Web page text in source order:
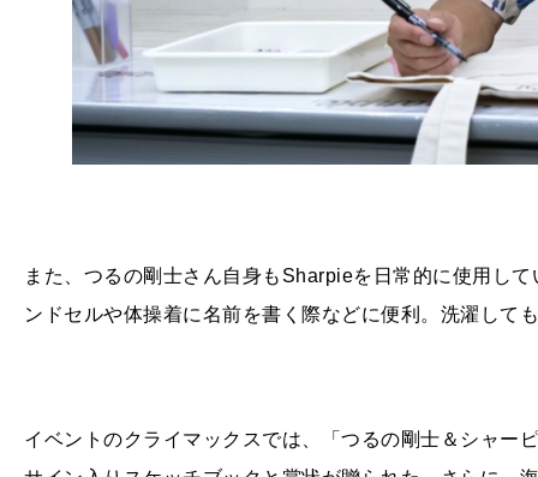
また、つるの剛士さん自身もSharpieを日常的に使用し
ンドセルや体操着に名前を書く際などに便利。洗濯して
イベントのクライマックスでは、「つるの剛士＆シャー